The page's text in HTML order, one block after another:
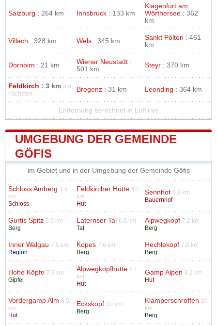
Salzburg : 264 km Innsbruck : 133 km
Klagenfurt am
Wörthersee : 362
km
Villach : 328 km Wels : 345 km Sankt Pölten : 461
km
Dornbirn : 21 km Wiener Neustadt :
501 km
Steyr : 370 km
Feldkirch : 3 km am
nächsten
Bregenz : 31 km Leonding : 364 km
Entfernung berechnet in Luftlinie
UMGEBUNG DER GEMEINDE
GÖFIS
im Gebiet und in der Umgebung der Gemeinde Göfis
Schloss Amberg 1.9
km
Schloss
Feldkircher Hütte 4.1
km
Hut
Sennhof 5.8 km
Bauernhof
Gurtis Spitz 5.9 km
Berg
Laternser Tal
6.6 km
Tal
Alpwegkopf 7.2 km
Berg
Inner Walgau 7.5 km
Region
Kopes 7.6 km
Berg
Hechlekopf 7.8 km
Berg
Hohe Köpfe 7.8 km
Gipfel
Alpwegkopfhütte 8.1
km
Hut
Gamp Alpen 8.2 km
Hut
Vordergamp Alm 8.5
km
Hut
Eckskopf 10 km
Berg
Klamperschroffen 10
km
Berg